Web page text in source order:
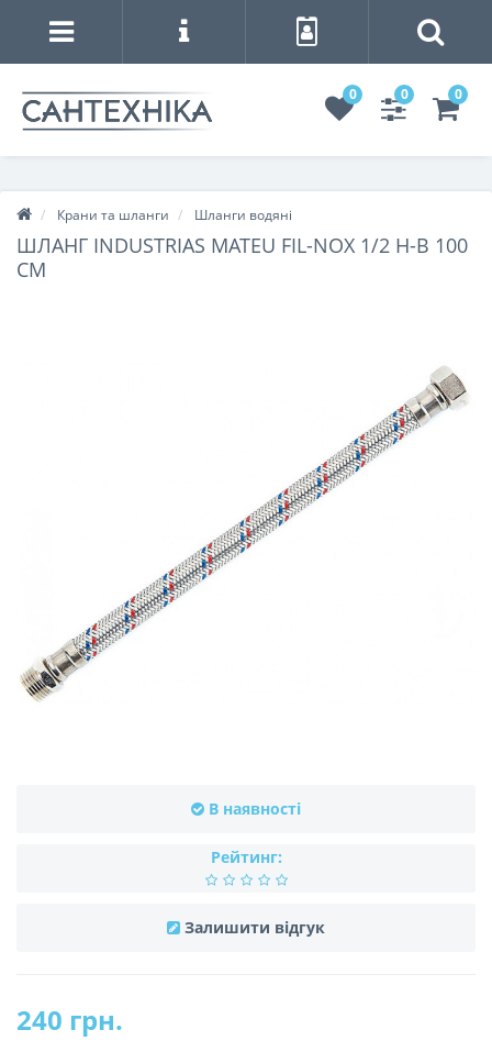
0 0 0
Крани та шланги Шланги водяні
ШЛАНГ INDUSTRIAS MATEU FIL-NOX 1/2 Н-В 100
СМ
В наявності
Рейтинг:
Залишити відгук
240 грн.